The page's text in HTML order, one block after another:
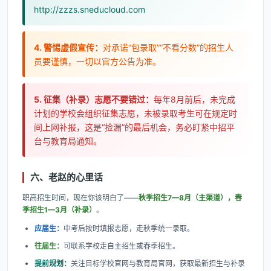
http://zzzs.sneducloud.com
4. 警惕虚假宣传： 对承诺“包录取”“不看分数”的招生人
员要谨慎，一切以官方公告为准。
5. 征集（补录）志愿不要错过： 每年8月前后，未完成
计划的学校会组织征集志愿，未被录取考生可在规定时
间上网补报，这是“捡漏”的最后机会，务必盯紧中招平
台与教育局通知。
六、老赵的心里话
职高招生时间，现在你该明白了——秋季招生7—8月（主渠道），春
季招生1—3月（补录） 。
应届生： 中考后按时填报志愿，走秋季统一录取。
往届生： 可联系学校走自主招生或春季招生。
提前规划： 关注目标学校官网与教育局官网，获取最新招生与补录